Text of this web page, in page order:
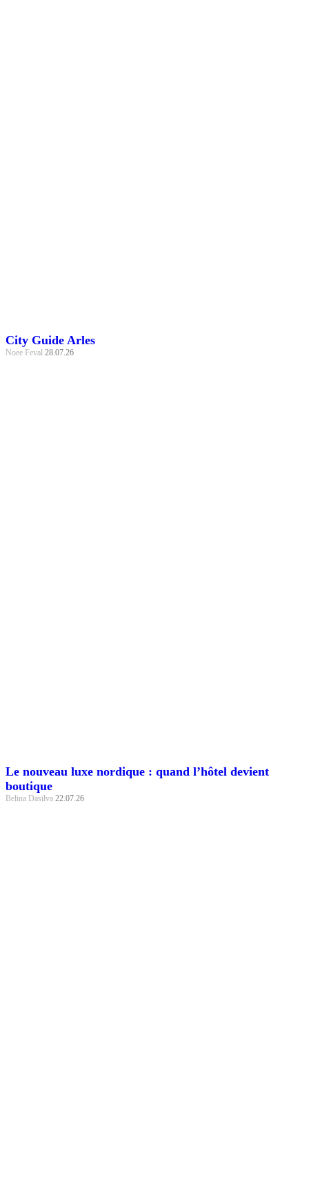
City Guide Arles
Noee Feval 28.07.26
Le nouveau luxe nordique : quand l’hôtel devient
boutique
Belina Dasilva 22.07.26